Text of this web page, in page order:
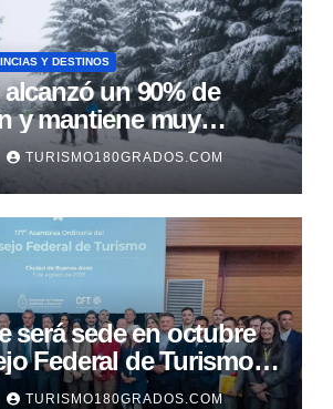
Y DESTINOS
un 90% de
y mantiene muy
para agosto
TURISMO180GRADOS.COM
será sede en octubre
Federal de Turismo y
TURISMO180GRADOS.COM